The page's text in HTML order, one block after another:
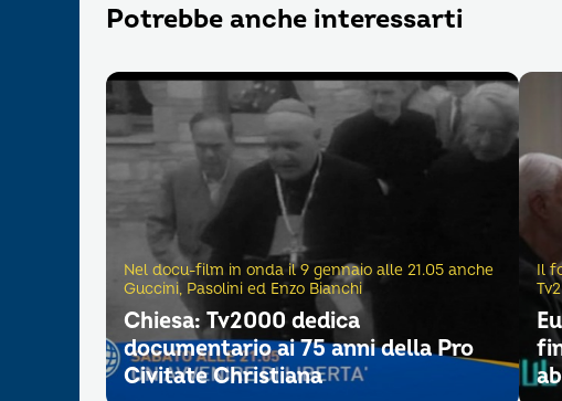
Potrebbe anche interessarti
Nel docu-film in onda il 9 gennaio alle 21.05 anche
Guccini, Pasolini ed Enzo Bianchi
Chiesa: Tv2000 dedica
documentario ai 75 anni della Pro
Civitate Christiana
Il